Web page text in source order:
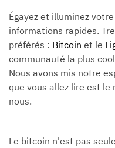
Égayez et illuminez
informations rapides.
préférés : Bitcoin et le
communauté la plus
Nous avons mis notre
que vous allez lire est le
nous.
Le bitcoin n'est pas